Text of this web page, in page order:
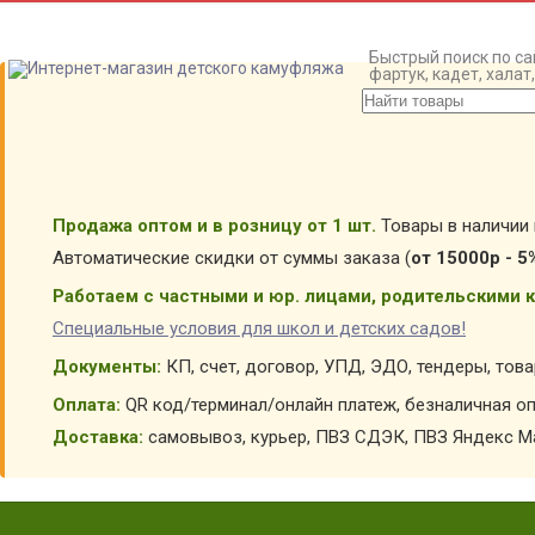
Быстрый поиск по
фартук, кадет,
Продажа оптом и в розницу от 1 шт. Товары в наличии
Автоматические скидки от суммы заказа (от 15000р -
Работаем с частными и юр. лицами, родительскими
Специальные условия для школ и детских садов!
Документы: КП, счет, договор, УПД, ЭДО, тендеры,
Оплата: QR код/терминал/онлайн платеж, безналичная
Доставка: самовывоз, курьер, ПВЗ СДЭК, ПВЗ Яндекс